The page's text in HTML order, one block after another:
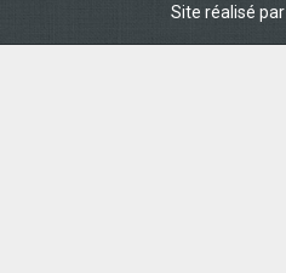
Site réalisé par